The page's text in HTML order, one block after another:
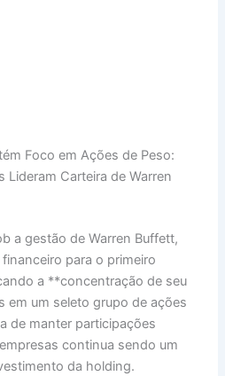
Foco em Ações de Peso:
Lideram Carteira de Warren
a gestão de Warren Buffett,
para o primeiro
a **concentração de seu
em um seleto grupo de ações
de manter participações
continua sendo um
da holding.